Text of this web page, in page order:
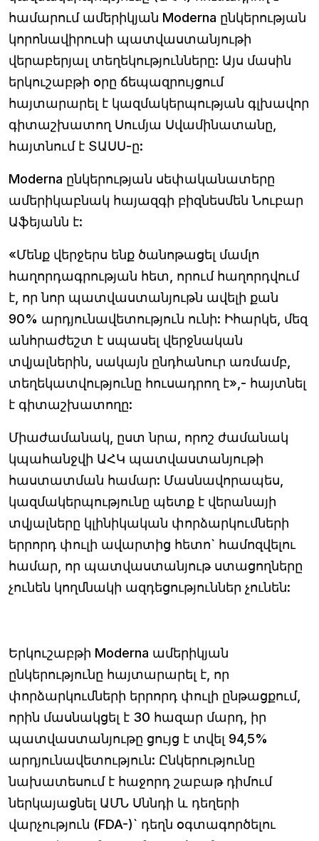
համարում ամերիկյան Moderna ընկերության
կորոնավիրուսի պատվաստանյութի
վերաբերյալ տեղեկությունները: Այս մասին
երկուշաբթի օրը ճեպազրույցում
հայտարարել է կազմակերպության գլխավոր
գիտաշխատող Սումյա Սվամինատանը,
հայտնում է ՏԱՍՍ-ը:
Moderna ընկերության սեփականատերը
ամերիկաբնակ հայազգի բիզնեսմեն Նուբար
Աֆեյանն է:
«Մենք վերջերս ենք ծանոթացել մամլո
հաղորդագրության հետ, որում հաղորդվում
է, որ նոր պատվաստանյութն ավելի քան
90% արդյունավետություն ունի: Իհարկե, մեզ
անհրաժեշտ է սպասել վերջնական
տվյալներին, սակայն ընդհանուր առմամբ,
տեղեկատվությունը հուսադրող է»,- հայտնել
է գիտաշխատողը:
Միաժամանակ, ըստ նրա, որոշ ժամանակ
կպահանջվի ԱՀԿ պատվաստանյութի
հաստատման համար: Մասնավորապես,
կազմակերպությունը պետք է վերանայի
տվյալները կլինիկական փորձարկումների
երրորդ փուլի ավարտից հետո` համոզվելու
համար, որ պատվաստանյութ ստացողները
չունեն կողմնակի ազդեցություններ չունեն:
Երկուշաբթի Moderna ամերիկյան
ընկերությունը հայտարարել է, որ
փորձարկումների երրորդ փուլի ընթացքում,
որին մասնակցել է 30 հազար մարդ, իր
պատվաստանյութը ցույց է տվել 94,5%
արդյունավետություն: Ընկերությունը
նախատեսում է հաջորդ շաբաթ դիմում
ներկայացնել ԱՄՆ Սննդի և դեղերի
վարչություն (FDA-)` դեղն օգտագործելու